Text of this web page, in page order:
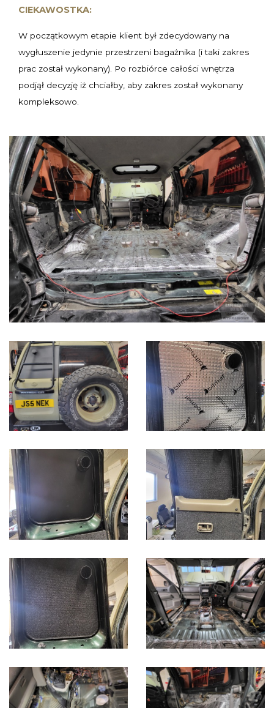
CIEKAWOSTKA:
W początkowym etapie klient był zdecydowany na
wygłuszenie jedynie przestrzeni bagażnika (i taki zakres
prac został wykonany). Po rozbiórce całości wnętrza
podjął decyzję iż chciałby, aby zakres został wykonany
kompleksowo.